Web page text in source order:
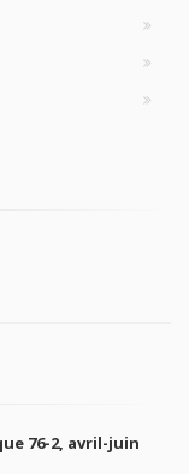
76-2, avril-juin